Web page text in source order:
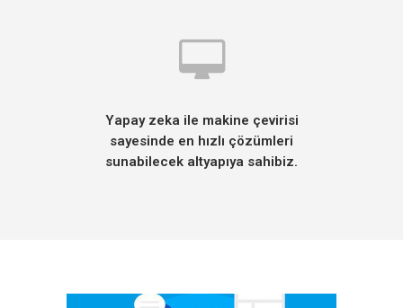
Yapay zeka ile makine çevirisi
sayesinde en hızlı çözümleri
sunabilecek altyapıya sahibiz.